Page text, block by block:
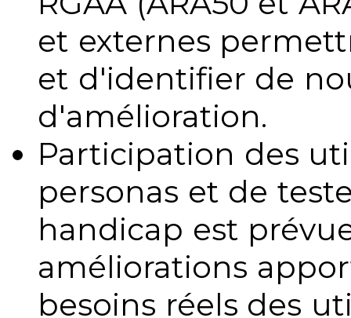
et externes
et d'identifier de
d'amélioration.
Participation des
personas et de
handicap est
améliorations
besoins réels des